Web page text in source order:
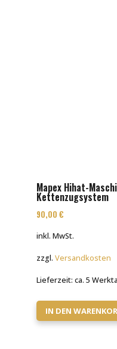
Mapex Hihat-
Kettenzugsystem
90,00 €
inkl. MwSt.
zzgl. Versandkosten
Lieferzeit: ca. 5
IN DEN